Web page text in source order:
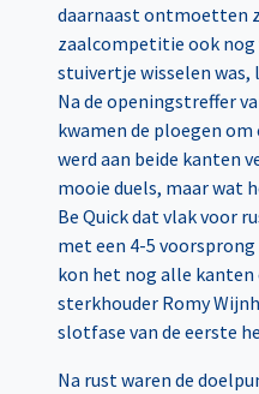
daarnaast ontmoetten
zaalcompetitie ook nog
stuivertje wisselen was,
Na de openingstreffer
kwamen de ploegen
werd aan beide kanten
mooie duels, maar wat
Be Quick dat vlak voor
met een 4-5
kon het nog alle kanten
sterkhouder Romy
slotfase van de eerste
Na rust waren de